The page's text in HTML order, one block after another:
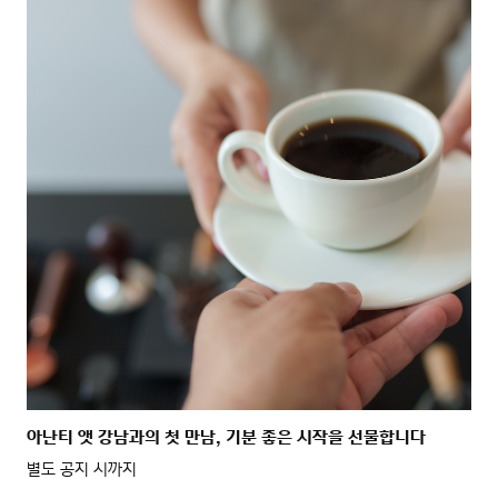
아난티 앳 강남과의 첫 만남, 기분 좋은 시작을 선물합니다
별도 공지 시까지